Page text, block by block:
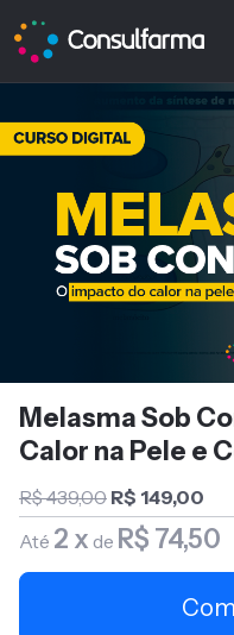
Melasma Sob
Calor na Pele e
R$ 439,00 R$ 149,00
Até 2 x de R$ 74,50